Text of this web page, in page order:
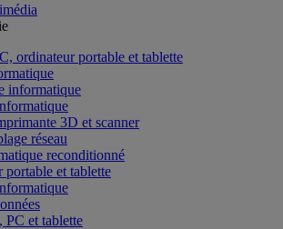
ordinateur portable et tablette
informatique
3D et scanner
réseau
reconditionné
portable et tablette
PC et tablette